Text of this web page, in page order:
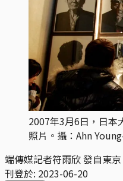
2007年3月6日，日本
照片。攝：Ahn
端傳媒記者符雨欣 發自東京
刊登於: 2023-06-20